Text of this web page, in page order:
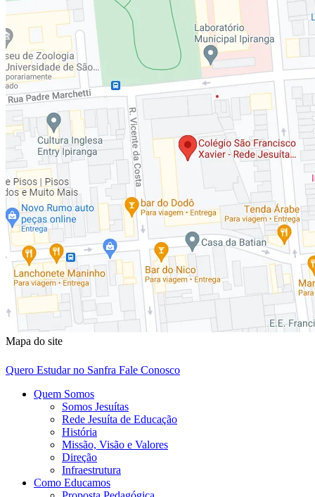
Mapa do site
Quero Estudar no Sanfra Fale Conosco
Quem Somos
Somos Jesuítas
Rede Jesuíta de Educação
História
Missão, Visão e Valores
Direção
Infraestrutura
Como Educamos